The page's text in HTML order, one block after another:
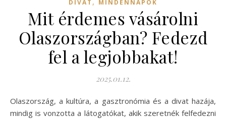
DIVAT MINDENNAPOK
Mit érdemes vásárolni
Olaszországban? Fedezd
fel a legjobbakat!
2025.01.12.
Olaszország, a kultúra, a gasztronómia és a divat hazája,
mindig is vonzotta a látogatókat, akik szeretnék felfedezni